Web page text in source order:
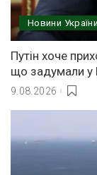
Новини
Путін хоче
що задумали у
9.08.2026